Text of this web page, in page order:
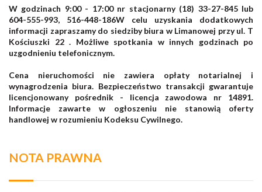
W godzinach 9:00 - 17:00 nr stacjonarny (18) 33-27-845 lub
604-555-993, 516-448-186W celu uzyskania dodatkowych
informacji zapraszamy do siedziby biura w Limanowej przy ul. T
Kościuszki 22 . Możliwe spotkania w innych godzinach po
uzgodnieniu telefonicznym.
Cena nieruchomości nie zawiera opłaty notarialnej i
wynagrodzenia biura. Bezpieczeństwo transakcji gwarantuje
licencjonowany pośrednik - licencja zawodowa nr 14891.
Informacje zawarte w ogłoszeniu nie stanowią oferty
handlowej w rozumieniu Kodeksu Cywilnego.
NOTA PRAWNA